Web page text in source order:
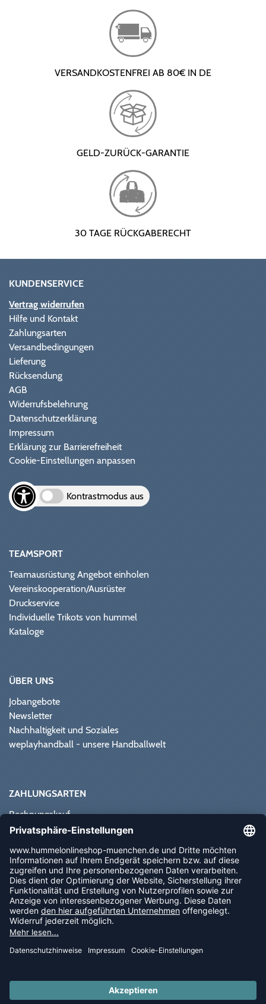
VERSANDKOSTENFREI AB 80€ IN DE
GELD-ZURÜCK-GARANTIE
30 TAGE RÜCKGABERECHT
KUNDENSERVICE
Vertrag widerrufen
Hilfe und Kontakt
Zahlungsarten
Versandbedingungen
Lieferung
Rücksendung
AGB
Widerrufsbelehrung
Datenschutzerklärung
Impressum
Erklärung zur Barrierefreiheit
Cookie-Einstellungen anpassen
Kontrastmodus aus
TEAMSPORT
Teamausrüstung Angebot einholen
Vereinskooperation/Ausrüster
Druckservice
Individuelle Trikots von hummel
Kataloge
ÜBER UNS
Jobangebote
Newsletter
Nachhaltigkeit und Soziales
weplayhandball - unsere Handballwelt
ZAHLUNGSARTEN
Rechnungskauf
Paypal
Vorkasse
Sofortüberweisung
NEWSLETTER